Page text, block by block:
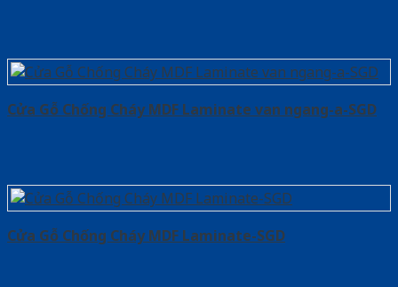
Cửa Gỗ Chống Cháy MDF Laminate van ngang-a-SGD
Cửa Gỗ Chống Cháy MDF Laminate-SGD